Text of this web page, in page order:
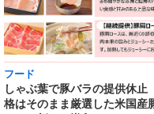
フード
しゃぶ葉で豚バラの提供休
格はそのまま厳選した米国産